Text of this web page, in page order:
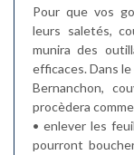
Pour que vos
leurs saletés,
munira des
efficaces. Dans
Bernanchon,
procèdera
• enlever les
pourront